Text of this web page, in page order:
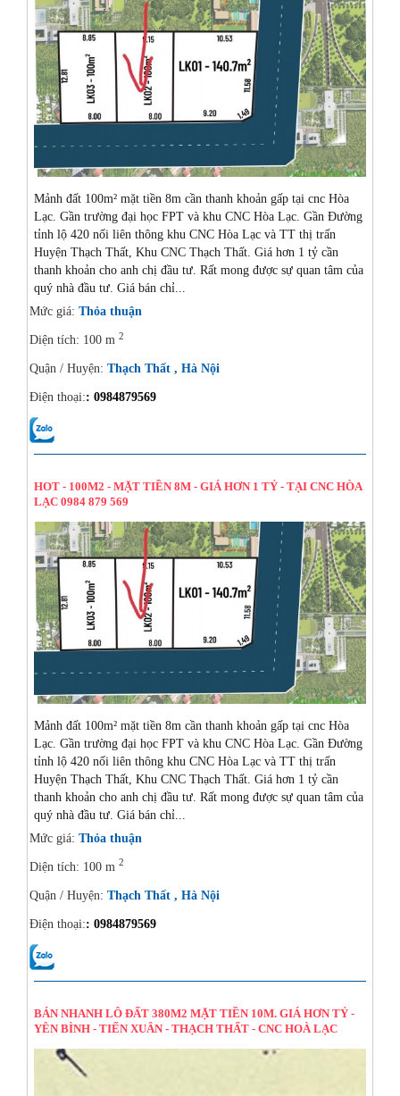
Mảnh đất 100m² mặt tiền 8m cần thanh khoản gấp tại cnc Hòa
Lạc. Gần trường đại học FPT và khu CNC Hòa Lạc. Gần Đường
tỉnh lộ 420 nối liên thông khu CNC Hòa Lạc và TT thị trấn
Huyện Thạch Thất, Khu CNC Thạch Thất. Giá hơn 1 tỷ cần
thanh khoản cho anh chị đầu tư. Rất mong được sự quan tâm của
quý nhà đầu tư. Giá bán chỉ...
Mức giá: Thỏa thuận
Diện tích: 100 m 2
Quận / Huyện: Thạch Thất , Hà Nội
Điện thoại:: 0984879569
HOT - 100M2 - MẶT TIỀN 8M - GIÁ HƠN 1 TỶ - TẠI CNC HÒA
LẠC 0984 879 569
Mảnh đất 100m² mặt tiền 8m cần thanh khoản gấp tại cnc Hòa
Lạc. Gần trường đại học FPT và khu CNC Hòa Lạc. Gần Đường
tỉnh lộ 420 nối liên thông khu CNC Hòa Lạc và TT thị trấn
Huyện Thạch Thất, Khu CNC Thạch Thất. Giá hơn 1 tỷ cần
thanh khoản cho anh chị đầu tư. Rất mong được sự quan tâm của
quý nhà đầu tư. Giá bán chỉ...
Mức giá: Thỏa thuận
Diện tích: 100 m 2
Quận / Huyện: Thạch Thất , Hà Nội
Điện thoại:: 0984879569
BÁN NHANH LÔ ĐẤT 380M2 MẶT TIỀN 10M. GIÁ HƠN TỶ -
YÊN BÌNH - TIẾN XUÂN - THẠCH THẤT - CNC HOÀ LẠC